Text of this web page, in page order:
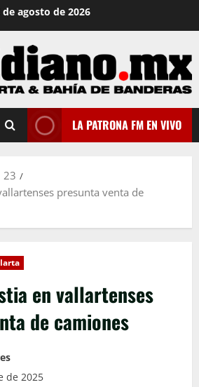
de agosto de 2026
LA PATRONA FM EN VIVO
23
presunta venta de
en vallartenses
de camiones
de 2025